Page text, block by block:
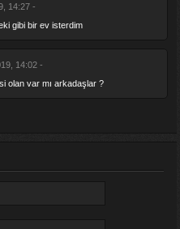
14:27 -
gibi bir ev isterdim
14:02 -
olan var mı arkadaşlar ?